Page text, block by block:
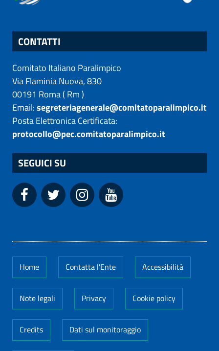
CONTATTI
Comitato Italiano Paralimpico
Via Flaminia Nuova, 830
00191 Roma( Rm)
Email:segreteriagenerale@comitatoparalimpico.it
Posta Elettronica Certificata:
protocollo@pec.comitatoparalimpico.it
SEGUICI SU
Home Contatta l'Ente Accessibilità
Note legali Privacy Cookie policy
Credits Dati sul monitoraggio